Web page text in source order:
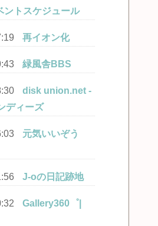
ントスケジュール
再イオン化
緑風舎BBS
disk union.net -
ディーズ
元気いいぞう
J-oの日記跡地
Gallery360゜|